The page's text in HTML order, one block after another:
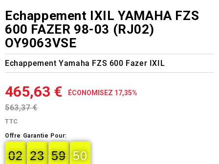
Echappement IXIL YAMAHA FZS
600 FAZER 98-03 (RJ02)
OY9063VSE
Echappement Yamaha FZS 600 Fazer IXIL
465,63 € ÉCONOMISEZ 17,35%
563,37 €
TTC
Offre Garantie Pour:
02
02
00 23
23
00 59
59
00 50
49
50